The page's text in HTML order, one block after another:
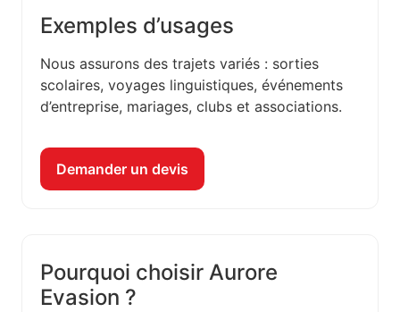
Exemples d’usages
Nous assurons des trajets variés : sorties
scolaires, voyages linguistiques, événements
d’entreprise, mariages, clubs et associations.
Demander un devis
Pourquoi choisir Aurore
Evasion ?